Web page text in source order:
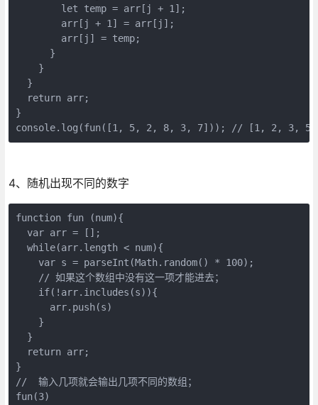
        let temp = arr[j + 1];
        arr[j + 1] = arr[j];
        arr[j] = temp;
      }
    }
  }
  return arr;
}
console.log(fun([1, 5, 2, 8, 3, 7])); // [1, 2, 3,
4、随机出现不同的数字
function fun (num){
  var arr = [];
  while(arr.length < num){
    var s = parseInt(Math.random() * 100);
    // 如果这个数组中没有这一项才能进去；
    if(!arr.includes(s)){
      arr.push(s)
    }
  }
  return arr;
}
//  输入几项就会输出几项不同的数组；
fun(3)